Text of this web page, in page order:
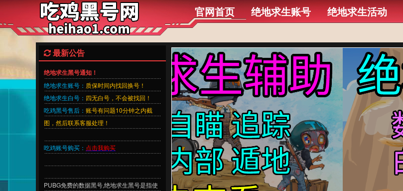
官网首页 绝地求生账号 绝地求生活动
最新公告
绝地求生黑号通知！
绝地求生账号： 质保时间内找回换号！
绝地求生白号： 四无白号，不会被找回！
吃鸡黑号售后： 账号有问题10分钟之内截
图，然后联系客服处理！
吃鸡账号购买： 点击我购买
PUBG免费的数据黑号,绝地求生黑号是指使